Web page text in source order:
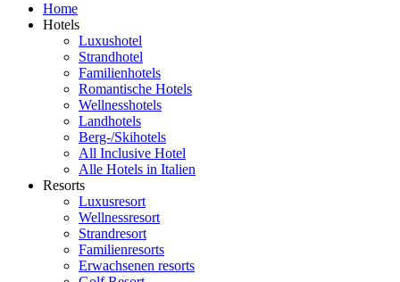
Home
Hotels
Luxushotel
Strandhotel
Familienhotels
Romantische Hotels
Wellnesshotels
Landhotels
Berg-/Skihotels
All Inclusive Hotel
Alle Hotels in Italien
Resorts
Luxusresort
Wellnessresort
Strandresort
Familienresorts
Erwachsenen resorts